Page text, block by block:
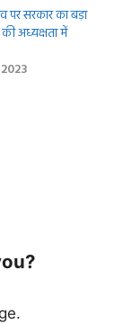
सरकार का बड़ा
की अध्यक्षता में